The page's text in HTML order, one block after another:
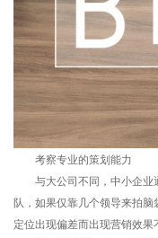
考察专业的策划能力
与大公司不同，中小企业
队，如果仅靠几个领导来拍
定位出现偏差而出现营销效果